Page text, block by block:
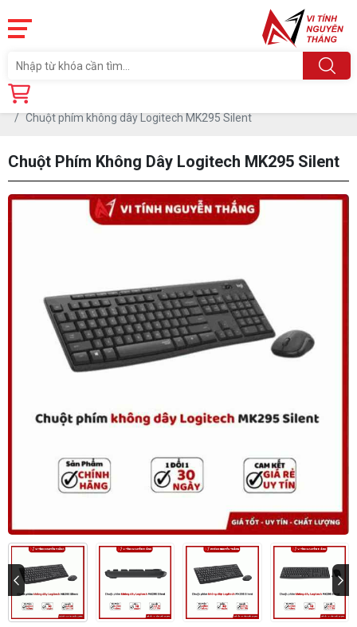
Trang chủ
Chuột phím không dây Logitech MK295 Silent
Chuột Phím Không Dây Logitech MK295 Silent